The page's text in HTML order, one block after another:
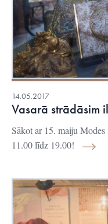
14.05.2017
Vasarā strādāsim
Sākot ar 15. maiju
11.00 līdz 19.00!